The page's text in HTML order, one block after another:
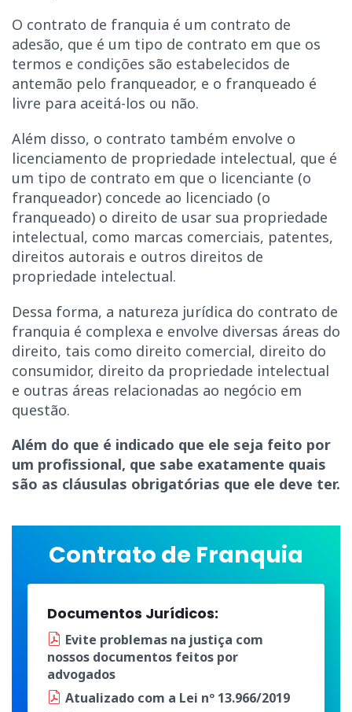
O contrato de franquia é um contrato de
adesão, que é um tipo de contrato em que os
termos e condições são estabelecidos de
antemão pelo franqueador, e o franqueado é
livre para aceitá-los ou não.
Além disso, o contrato também envolve o
licenciamento de propriedade intelectual, que é
um tipo de contrato em que o licenciante (o
franqueador) concede ao licenciado (o
franqueado) o direito de usar sua propriedade
intelectual, como marcas comerciais, patentes,
direitos autorais e outros direitos de
propriedade intelectual.
Dessa forma, a natureza jurídica do contrato de
franquia é complexa e envolve diversas áreas do
direito, tais como direito comercial, direito do
consumidor, direito da propriedade intelectual
e outras áreas relacionadas ao negócio em
questão.
Além do que é indicado que ele seja feito por
um profissional, que sabe exatamente quais
são as cláusulas obrigatórias que ele deve ter.
Contrato de Franquia
Documentos Jurídicos:
Evite problemas na justiça com
nossos documentos feitos por
advogados
Atualizado com a Lei nº 13.966/2019